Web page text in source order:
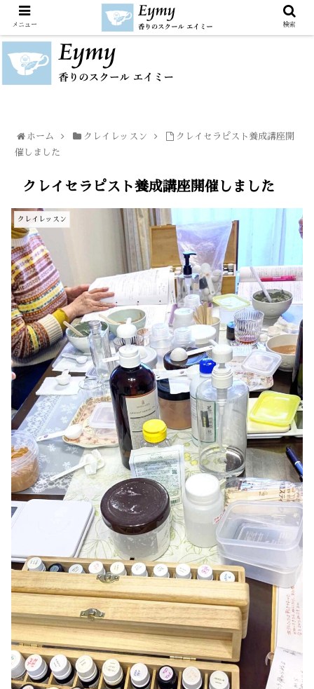
ホーム クレイレッスン
クレイセラピスト養成講座開
催しました
クレイセラピスト養成講座開催しました
クレイレッスン
メニュー 検索